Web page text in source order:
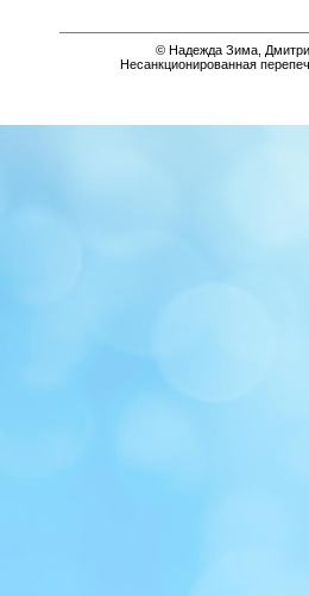
© Надежда Зима,
Несанкционированная